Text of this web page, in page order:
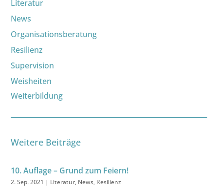
Literatur
News
Organisationsberatung
Resilienz
Supervision
Weisheiten
Weiterbildung
Weitere Beiträge
10. Auflage – Grund zum Feiern!
2. Sep. 2021 | Literatur, News, Resilienz